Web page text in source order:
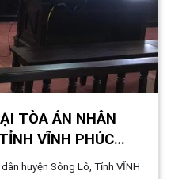
TÒA ÁN NHÂN
VĨNH PHÚC
huyện Sông Lô, Tỉnh VĨNH